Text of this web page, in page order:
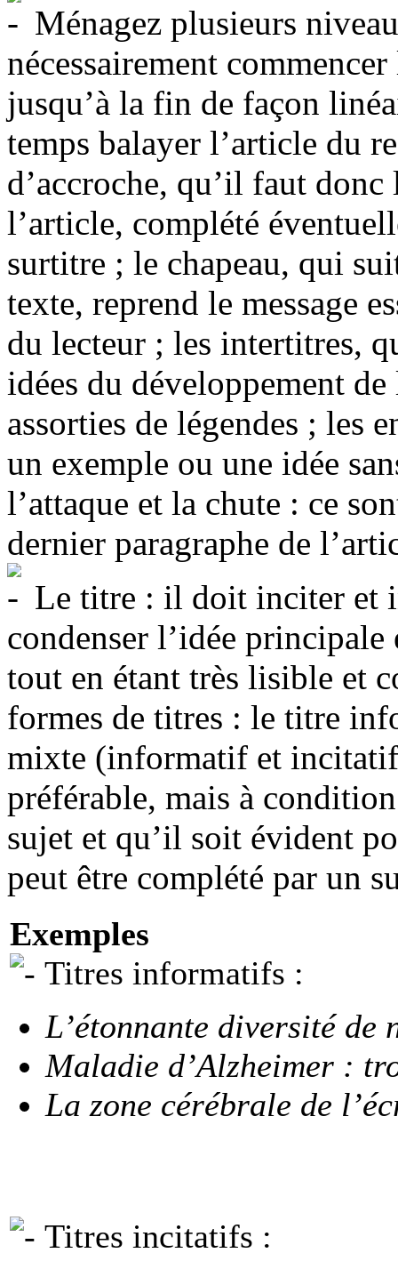
Ménagez plusieurs
nécessairement
jusqu’à la fin de façon
temps balayer l’article du
d’accroche, qu’il faut
l’article, complété
surtitre ; le chapeau, qui
texte, reprend le message
du lecteur ; les intertitres,
idées du développement
assorties de légendes ; les
un exemple ou une idée
l’attaque et la chute : ce
dernier paragraphe de
Le titre : il doit inciter et
condenser l’idée
tout en étant très lisible et
formes de titres : le titre
mixte (informatif et
préférable, mais à
sujet et qu’il soit évident
peut être complété par un
Exemples
Titres informatifs :
L’étonnante diversité de
Maladie d’Alzheimer :
La zone cérébrale de
Titres incitatifs :